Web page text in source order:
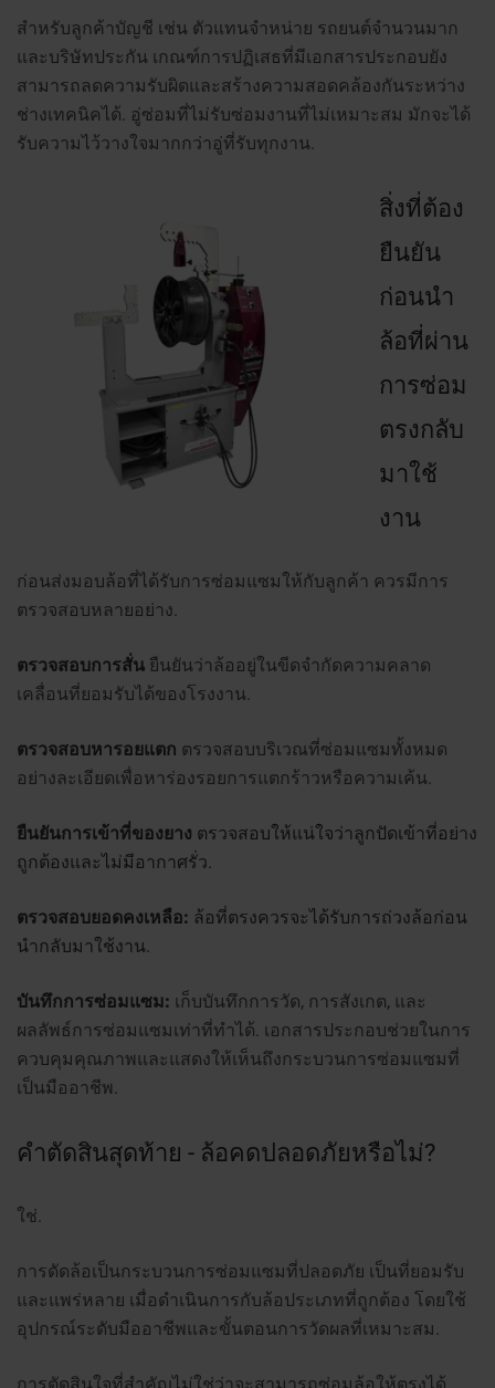
สำหรับลูกค้าบัญชี เช่น ตัวแทนจำหน่าย รถยนต์จำนวนมาก
และบริษัทประกัน เกณฑ์การปฏิเสธที่มีเอกสารประกอบยัง
สามารถลดความรับผิดและสร้างความสอดคล้องกันระหว่าง
ช่างเทคนิคได้. อู่ซ่อมที่ไม่รับซ่อมงานที่ไม่เหมาะสม มักจะได้
รับความไว้วางใจมากกว่าอู่ที่รับทุกงาน.
สิ่งที่ต้อง
ยืนยัน
ก่อนนำ
ล้อที่ผ่าน
การซ่อม
ตรงกลับ
มาใช้
งาน
ก่อนส่งมอบล้อที่ได้รับการซ่อมแซมให้กับลูกค้า ควรมีการ
ตรวจสอบหลายอย่าง.
ตรวจสอบการสั่น ยืนยันว่าล้ออยู่ในขีดจำกัดความคลาด
เคลื่อนที่ยอมรับได้ของโรงงาน.
ตรวจสอบหารอยแตก ตรวจสอบบริเวณที่ซ่อมแซมทั้งหมด
อย่างละเอียดเพื่อหาร่องรอยการแตกร้าวหรือความเค้น.
ยืนยันการเข้าที่ของยาง ตรวจสอบให้แน่ใจว่าลูกปัดเข้าที่อย่าง
ถูกต้องและไม่มีอากาศรั่ว.
ตรวจสอบยอดคงเหลือ: ล้อที่ตรงควรจะได้รับการถ่วงล้อก่อน
นำกลับมาใช้งาน.
บันทึกการซ่อมแซม: เก็บบันทึกการวัด, การสังเกต, และ
ผลลัพธ์การซ่อมแซมเท่าที่ทำได้. เอกสารประกอบช่วยในการ
ควบคุมคุณภาพและแสดงให้เห็นถึงกระบวนการซ่อมแซมที่
เป็นมืออาชีพ.
คำตัดสินสุดท้าย - ล้อคดปลอดภัยหรือไม่?
ใช่.
การดัดล้อเป็นกระบวนการซ่อมแซมที่ปลอดภัย เป็นที่ยอมรับ
และแพร่หลาย เมื่อดำเนินการกับล้อประเภทที่ถูกต้อง โดยใช้
อุปกรณ์ระดับมืออาชีพและขั้นตอนการวัดผลที่เหมาะสม.